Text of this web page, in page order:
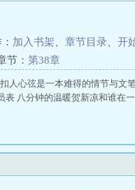
加入书架 章节目录
开
节： 第38章
人心弦是一本难得的情节与文
八分钟的温暖贺新凉和谁在